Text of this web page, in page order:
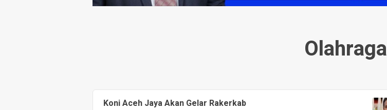
Olahraga
Koni Aceh Jaya Akan Gelar Rakerkab